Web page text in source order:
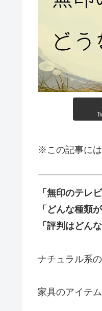
※この記事には
「無印のテレ
「どんな種類
「評判はどん
ナチュラル系
家具のアイテ